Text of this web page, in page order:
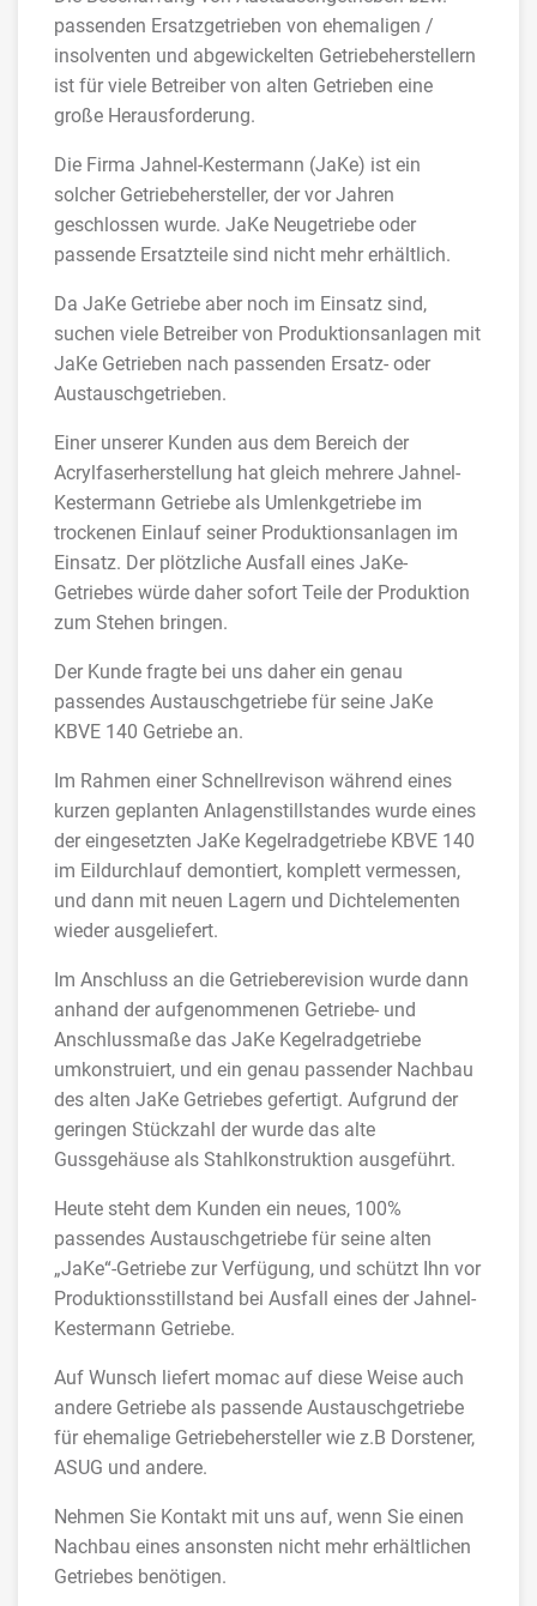
passenden Ersatzgetrieben von ehemaligen /
insolventen und abgewickelten Getriebeherstellern
ist für viele Betreiber von alten Getrieben eine
große Herausforderung.
Die Firma Jahnel-Kestermann (JaKe) ist ein
solcher Getriebehersteller, der vor Jahren
geschlossen wurde. JaKe Neugetriebe oder
passende Ersatzteile sind nicht mehr erhältlich.
Da JaKe Getriebe aber noch im Einsatz sind,
suchen viele Betreiber von Produktionsanlagen mit
JaKe Getrieben nach passenden Ersatz- oder
Austauschgetrieben.
Einer unserer Kunden aus dem Bereich der
Acrylfaserherstellung hat gleich mehrere Jahnel-
Kestermann Getriebe als Umlenkgetriebe im
trockenen Einlauf seiner Produktionsanlagen im
Einsatz. Der plötzliche Ausfall eines JaKe-
Getriebes würde daher sofort Teile der Produktion
zum Stehen bringen.
Der Kunde fragte bei uns daher ein genau
passendes Austauschgetriebe für seine JaKe
KBVE 140 Getriebe an.
Im Rahmen einer Schnellrevison während eines
kurzen geplanten Anlagenstillstandes wurde eines
der eingesetzten JaKe Kegelradgetriebe KBVE 140
im Eildurchlauf demontiert, komplett vermessen,
und dann mit neuen Lagern und Dichtelementen
wieder ausgeliefert.
Im Anschluss an die Getrieberevision wurde dann
anhand der aufgenommenen Getriebe- und
Anschlussmaße das JaKe Kegelradgetriebe
umkonstruiert, und ein genau passender Nachbau
des alten JaKe Getriebes gefertigt. Aufgrund der
geringen Stückzahl der wurde das alte
Gussgehäuse als Stahlkonstruktion ausgeführt.
Heute steht dem Kunden ein neues, 100%
passendes Austauschgetriebe für seine alten
„JaKe“-Getriebe zur Verfügung, und schützt Ihn vor
Produktionsstillstand bei Ausfall eines der Jahnel-
Kestermann Getriebe.
Auf Wunsch liefert momac auf diese Weise auch
andere Getriebe als passende Austauschgetriebe
für ehemalige Getriebehersteller wie z.B Dorstener,
ASUG und andere.
Nehmen Sie Kontakt mit uns auf, wenn Sie einen
Nachbau eines ansonsten nicht mehr erhältlichen
Getriebes benötigen.